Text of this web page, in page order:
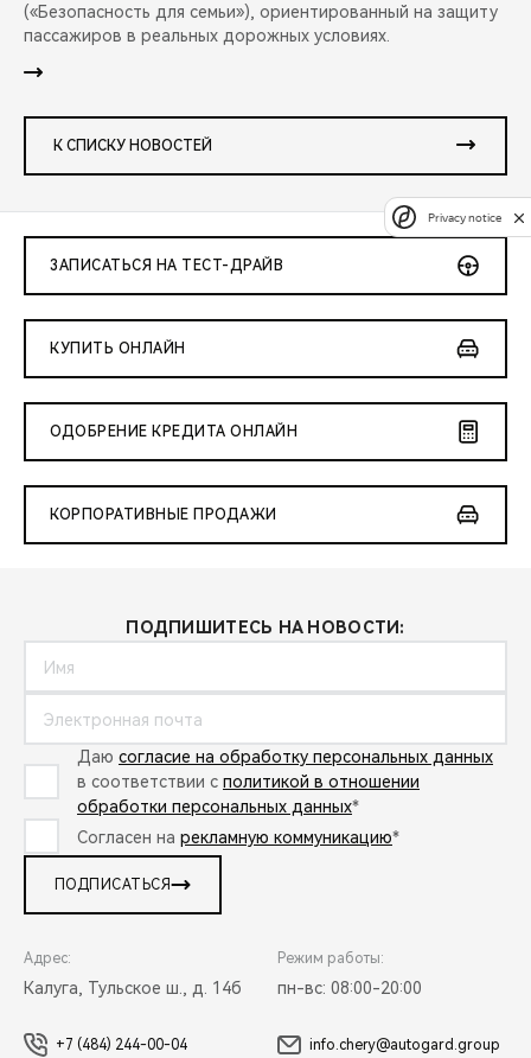
(«Безопасность для семьи»), ориентированный на защиту
пассажиров в реальных дорожных условиях.
К СПИСКУ НОВОСТЕЙ
ЗАПИСАТЬСЯ НА ТЕСТ-ДРАЙВ
КУПИТЬ ОНЛАЙН
ОДОБРЕНИЕ КРЕДИТА ОНЛАЙН
КОРПОРАТИВНЫЕ ПРОДАЖИ
ПОДПИШИТЕСЬ НА НОВОСТИ:
Даю согласие на обработку персональных данных
в соответствии с политикой в отношении
обработки персональных данных*
Согласен на рекламную коммуникацию*
ПОДПИСАТЬСЯ
Адрес:
Калуга, Тульское ш., д. 14б
Режим работы:
пн-вс: 08:00-20:00
+7 (484) 244-00-04 info.chery@autogard.group
Privacy notice